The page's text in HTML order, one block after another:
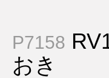
P7158
おき